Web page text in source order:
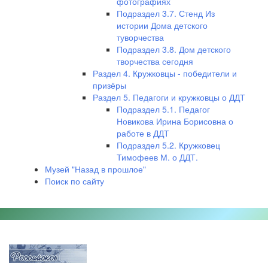
Подраздел 3.7. Стенд Из
истории Дома детского
туворчества
Подраздел 3.8. Дом детского
творчества сегодня
Раздел 4. Кружковцы - победители и
призёры
Раздел 5. Педагоги и кружковцы о ДДТ
Подраздел 5.1. Педагог
Новикова Ирина Борисовна о
работе в ДДТ
Подраздел 5.2. Кружковец
Тимофеев М. о ДДТ.
Музей "Назад в прошлое"
Поиск по сайту